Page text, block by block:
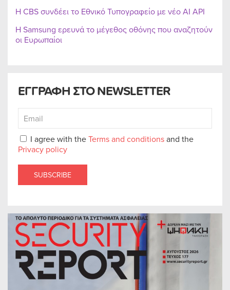
ΕΓΓΡΑΦΗ ΣΤΟ NEWSLETTER
I agree with theTerms and conditionsand the
Privacy policy
SUBSCRIBE
Η CBS συνδέει το Εθνικό Τυπογραφείο με νέο AI API
Η Samsung ερευνά το μέγεθος οθόνης που αναζητούν
οι Ευρωπαίοι